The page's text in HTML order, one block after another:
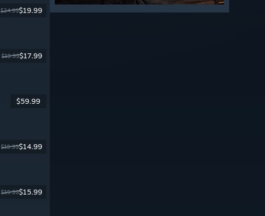
$24.99$19.99
$19.99$17.99
$59.99
$19.99$14.99
$19.99$15.99